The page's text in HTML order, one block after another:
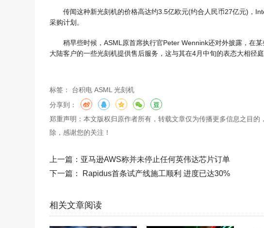
传闻这种新光刻机的价格高达约3.5亿欧元(约合人民币27亿元)，
采购计划。
稍早些时候，ASML原首席执行官Peter Wennink还对外披露，在
大陆客户的一些光刻机提供售后服务，这与其在4月中旬的表态大相径
标签： 台积电 ASML 光刻机
分享到：
郑重声明：本文版权归原作者所有，转载文章仅为传播更多信息之目
除，感谢您的关注！
上一篇：亚马逊AWS称并未停止任何英伟达芯片订单
下一篇： Rapidus首条试产线施工顺利 进度已达30%
相关文章阅读